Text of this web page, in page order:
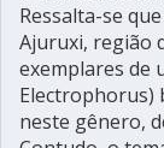
Ressalta-se
Ajuruxi, região
exemplares de
Electrophorus)
neste gênero,